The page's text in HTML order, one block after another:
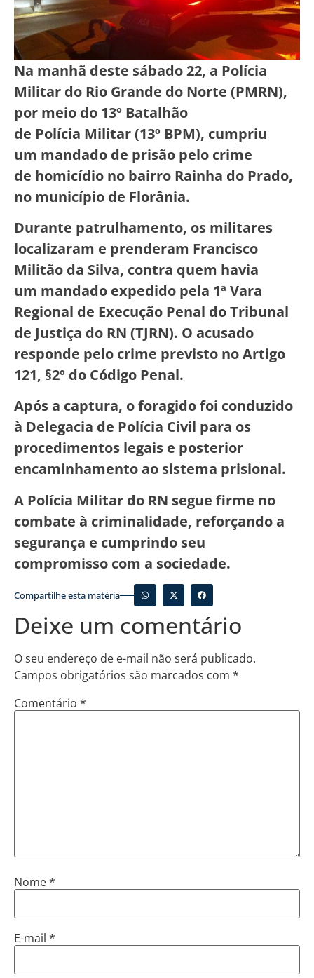
Na manhã deste sábado 22, a Polícia
Militar do Rio Grande do Norte (PMRN),
por meio do 13º Batalhão
de Polícia Militar (13º BPM), cumpriu
um mandado de prisão pelo crime
de homicídio no bairro Rainha do Prado,
no município de Florânia.
Durante patrulhamento, os militares
localizaram e prenderam Francisco
Militão da Silva, contra quem havia
um mandado expedido pela 1ª Vara
Regional de Execução Penal do Tribunal
de Justiça do RN (TJRN). O acusado
responde pelo crime previsto no Artigo
121, §2º do Código Penal.
Após a captura, o foragido foi conduzido
à Delegacia de Polícia Civil para os
procedimentos legais e posterior
encaminhamento ao sistema prisional.
A Polícia Militar do RN segue firme no
combate à criminalidade, reforçando a
segurança e cumprindo seu
compromisso com a sociedade.
Compartilhe esta matéria
Deixe um comentário
O seu endereço de e-mail não será publicado.
Campos obrigatórios são marcados com *
Comentário *
Nome*
E-mail *